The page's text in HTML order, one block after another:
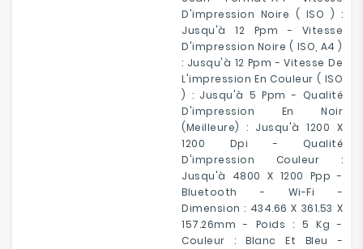
D'impression Noire ( ISO ) :
Jusqu'à 12 Ppm - Vitesse
D'impression Noire ( ISO, A4 )
: Jusqu'à 12 Ppm - Vitesse De
L'impression En Couleur ( ISO
) : Jusqu'à 5 Ppm - Qualité
D'impression En Noir
(meilleure) : Jusqu'à 1200 X
1200 Dpi - Qualité
D'impression Couleur :
Jusqu'à 4800 X 1200 Ppp -
Bluetooth - Wi-Fi -
Dimension : 434.66 X 361.53 X
157.26mm - Poids : 5 Kg -
Couleur : Blanc Et Bleu -